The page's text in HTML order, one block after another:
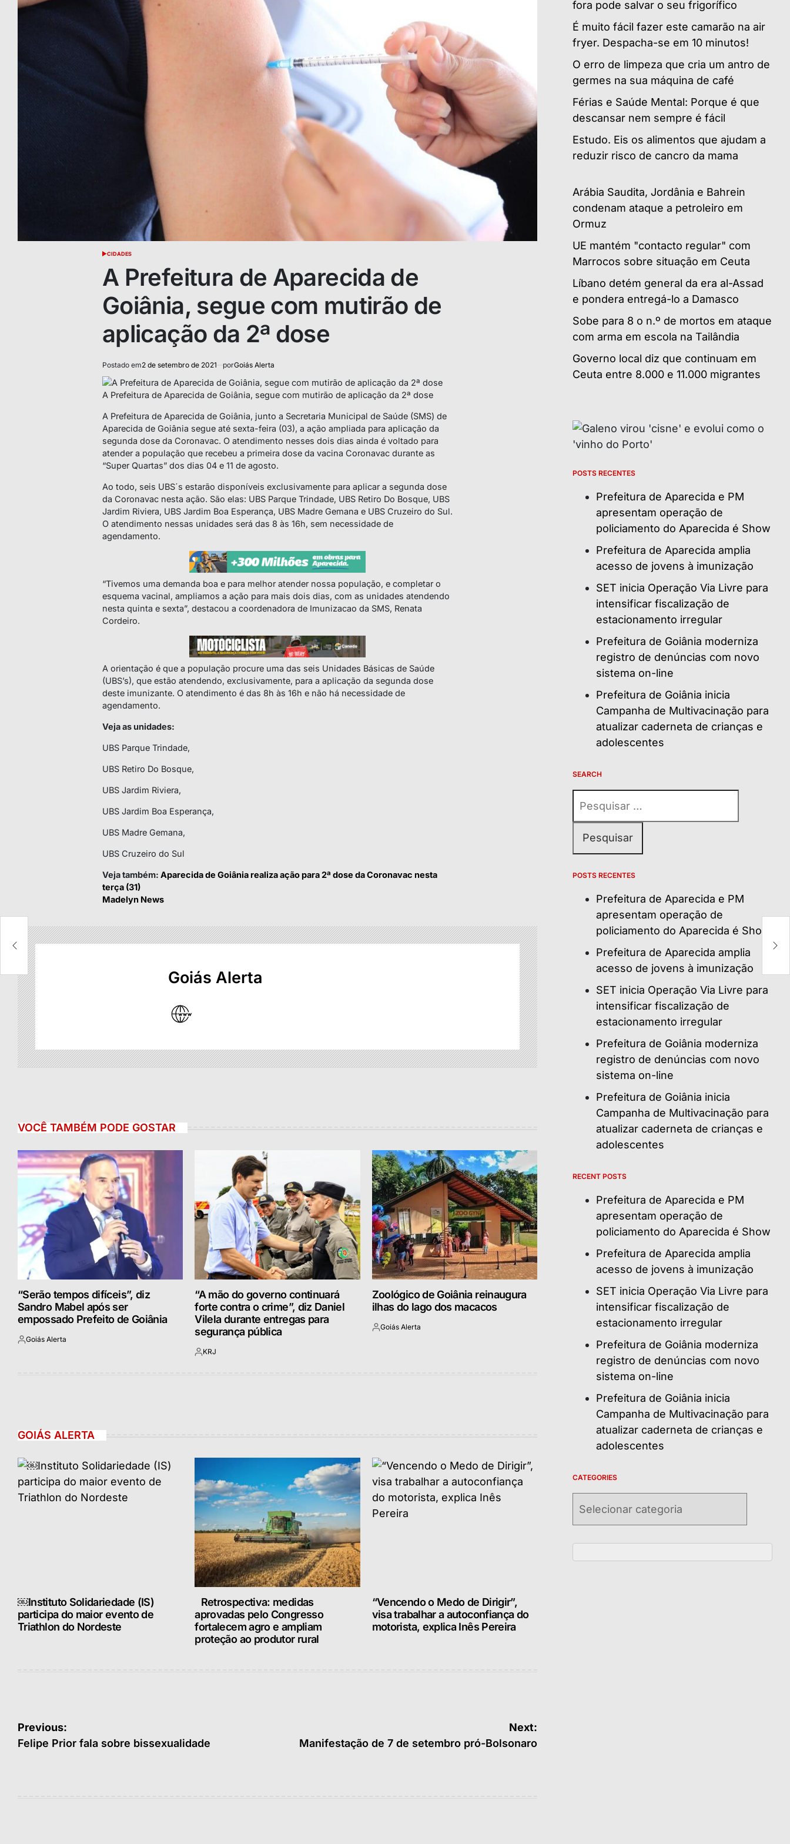
POSTED
CIDADES
A Prefeitura de Aparecida de
Goiânia, segue com mutirão de
aplicação da 2ª dose
Postado em2 de setembro de 2021 porGoiás Alerta
A Prefeitura de Aparecida de Goiânia, segue com mutirão de aplicação da 2ª dose
A Prefeitura de Aparecida de Goiânia, junto a Secretaria Municipal de Saúde (SMS) de
Aparecida de Goiânia segue até sexta-feira (03), a ação ampliada para aplicação da
segunda dose da Coronavac. O atendimento nesses dois dias ainda é voltado para
atender a população que recebeu a primeira dose da vacina Coronavac durante as
“Super Quartas” dos dias 04 e 11 de agosto.
Ao todo, seis UBS´s estarão disponíveis exclusivamente para aplicar a segunda dose
da Coronavac nesta ação. São elas: UBS Parque Trindade, UBS Retiro Do Bosque, UBS
Jardim Riviera, UBS Jardim Boa Esperança, UBS Madre Gemana e UBS Cruzeiro do Sul.
O atendimento nessas unidades será das 8 às 16h, sem necessidade de
agendamento.
“Tivemos uma demanda boa e para melhor atender nossa população, e completar o
esquema vacinal, ampliamos a ação para mais dois dias, com as unidades atendendo
nesta quinta e sexta”, destacou a coordenadora de Imunizacao da SMS, Renata
Cordeiro.
A orientação é que a população procure uma das seis Unidades Básicas de Saúde
(UBS’s), que estão atendendo, exclusivamente, para a aplicação da segunda dose
deste imunizante. O atendimento é das 8h às 16h e não há necessidade de
agendamento.
Veja as unidades:
UBS Parque Trindade,
UBS Retiro Do Bosque,
UBS Jardim Riviera,
UBS Jardim Boa Esperança,
UBS Madre Gemana,
UBS Cruzeiro do Sul
Veja também: Aparecida de Goiânia realiza ação para 2ª dose da Coronavac nesta
terça (31)
Madelyn News
Goiás Alerta
VOCÊ TAMBÉM PODE GOSTAR
“Serão tempos difíceis”, diz
Sandro Mabel após ser
empossado Prefeito de Goiânia
Postado
Goiás Alerta
“A mão do governo continuará
forte contra o crime”, diz Daniel
Vilela durante entregas para
segurança pública
Postado
KRJ
Zoológico de Goiânia reinaugura
ilhas do lago dos macacos
Postado
Goiás Alerta
GOIÁS ALERTA
￼Instituto Solidariedade (IS)
participa do maior evento de
Triathlon do Nordeste
Retrospectiva: medidas
aprovadas pelo Congresso
fortalecem agro e ampliam
proteção ao produtor rural
“Vencendo o Medo de Dirigir”,
visa trabalhar a autoconfiança do
motorista, explica Inês Pereira
Navegação
de
Previous:
Felipe Prior fala sobre bissexualidade
Next:
Manifestação de 7 de setembro pró-Bolsonaro
fora pode salvar o seu frigorífico
É muito fácil fazer este camarão na air
fryer. Despacha-se em 10 minutos!
O erro de limpeza que cria um antro de
germes na sua máquina de café
Férias e Saúde Mental: Porque é que
descansar nem sempre é fácil
Estudo. Eis os alimentos que ajudam a
reduzir risco de cancro da mama
Arábia Saudita, Jordânia e Bahrein
condenam ataque a petroleiro em
Ormuz
UE mantém "contacto regular" com
Marrocos sobre situação em Ceuta
Líbano detém general da era al-Assad
e pondera entregá-lo a Damasco
Sobe para 8 o n.º de mortos em ataque
com arma em escola na Tailândia
Governo local diz que continuam em
Ceuta entre 8.000 e 11.000 migrantes
POSTS RECENTES
Prefeitura de Aparecida e PM
apresentam operação de
policiamento do Aparecida é Show
Prefeitura de Aparecida amplia
acesso de jovens à imunização
SET inicia Operação Via Livre para
intensificar fiscalização de
estacionamento irregular
Prefeitura de Goiânia moderniza
registro de denúncias com novo
sistema on-line
Prefeitura de Goiânia inicia
Campanha de Multivacinação para
atualizar caderneta de crianças e
adolescentes
SEARCH
por:
POSTS RECENTES
Prefeitura de Aparecida e PM
apresentam operação de
policiamento do Aparecida é Show
Prefeitura de Aparecida amplia
acesso de jovens à imunização
SET inicia Operação Via Livre para
intensificar fiscalização de
estacionamento irregular
Prefeitura de Goiânia moderniza
registro de denúncias com novo
sistema on-line
Prefeitura de Goiânia inicia
Campanha de Multivacinação para
atualizar caderneta de crianças e
adolescentes
RECENT POSTS
Prefeitura de Aparecida e PM
apresentam operação de
policiamento do Aparecida é Show
Prefeitura de Aparecida amplia
acesso de jovens à imunização
SET inicia Operação Via Livre para
intensificar fiscalização de
estacionamento irregular
Prefeitura de Goiânia moderniza
registro de denúncias com novo
sistema on-line
Prefeitura de Goiânia inicia
Campanha de Multivacinação para
atualizar caderneta de crianças e
adolescentes
CATEGORIES